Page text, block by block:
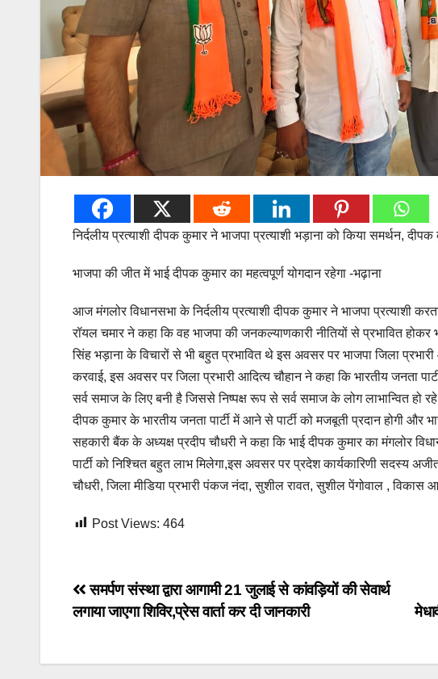
निर्दलीय प्रत्याशी दीपक कुमार ने भाजपा प्रत्याशी भड़ाना को किया समर्थन,
भाजपा की जीत में भाई दीपक कुमार का महत्वपूर्ण योगदान रहेगा -भढ़ाना
आज मंगलोर विधानसभा के निर्दलीय प्रत्याशी दीपक कुमार ने भाजपा प्रत्याशी
रॉयल चमार ने कहा कि वह भाजपा की जनकल्याणकारी नीतियों से प्रभावित
सिंह भड़ाना के विचारों से भी बहुत प्रभावित थे इस अवसर पर भाजपा जिला
करवाई, इस अवसर पर जिला प्रभारी आदित्य चौहान ने कहा कि भारतीय जनता
सर्व समाज के लिए बनी है जिससे निष्पक्ष रूप से सर्व समाज के लोग लाभान्वित हो
दीपक कुमार के भारतीय जनता पार्टी में आने से पार्टी को मजबूती प्रदान होगी और
सहकारी बैंक के अध्यक्ष प्रदीप चौधरी ने कहा कि भाई दीपक कुमार का मंगलोर
पार्टी को निश्चित बहुत लाभ मिलेगा,इस अवसर पर प्रदेश कार्यकारिणी सदस्य
चौधरी, जिला मीडिया प्रभारी पंकज नंदा, सुशील रावत, सुशील पेंगोवाल , विकास
Post Views: 464
Post
navigation
समर्पण संस्था द्वारा आगामी 21 जुलाई से कांवड़ियों की सेवार्थ
लगाया जाएगा शिविर,प्रेस वार्ता कर दी जानकारी